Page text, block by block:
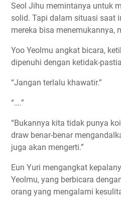
Seol Jihu memintanya untuk
solid. Tapi dalam situasi saat
mereka bisa menemukannya,
Yoo Yeolmu angkat bicara,
dipenuhi dengan ketidak-
“Jangan terlalu khawatir.”
“….”
“Bukannya kita tidak punya
draw benar-benar
juga akan mengerti.”
Eun Yuri mengangkat
Yeolmu, yang berbicara
orang yang mengalami